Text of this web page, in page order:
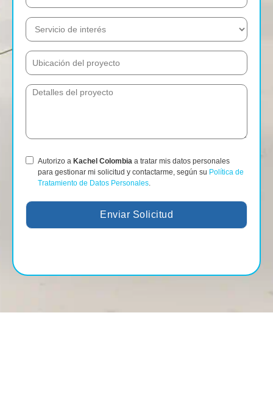
Autorizo a Kachel Colombia a tratar mis datos personales
para gestionar mi solicitud y contactarme, según su Política de
Tratamiento de Datos Personales
Enviar Solicitud